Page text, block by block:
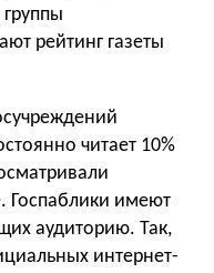
рейтинг газеты
читает 10%
Госпаблики имеют
аудиторию. Так,
интернет-